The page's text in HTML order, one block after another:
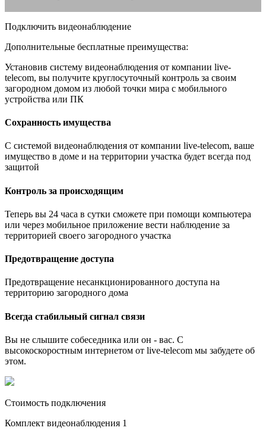
Подключить видеонаблюдение
Дополнительные бесплатные преимущества:
Установив систему видеонаблюдения от компании live-
telecom, вы получите круглосуточный контроль за своим
загородном домом из любой точки мира с мобильного
устройства или ПК
Сохранность имущества
С системой видеонаблюдения от компании live-telecom, ваше
имущество в доме и на территории участка будет всегда под
защитой
Контроль за происходящим
Теперь вы 24 часа в сутки сможете при помощи компьютера
или через мобильное приложение вести наблюдение за
территорией своего загородного участка
Предотвращение доступа
Предотвращение несанкционированного доступа на
территорию загородного дома
Всегда стабильный сигнал связи
Вы не слышите собеседника или он - вас. С
высокоскоростным интернетом от live-telecom мы забудете об
этом.
Стоимость подключения
Комплект видеонаблюдения 1